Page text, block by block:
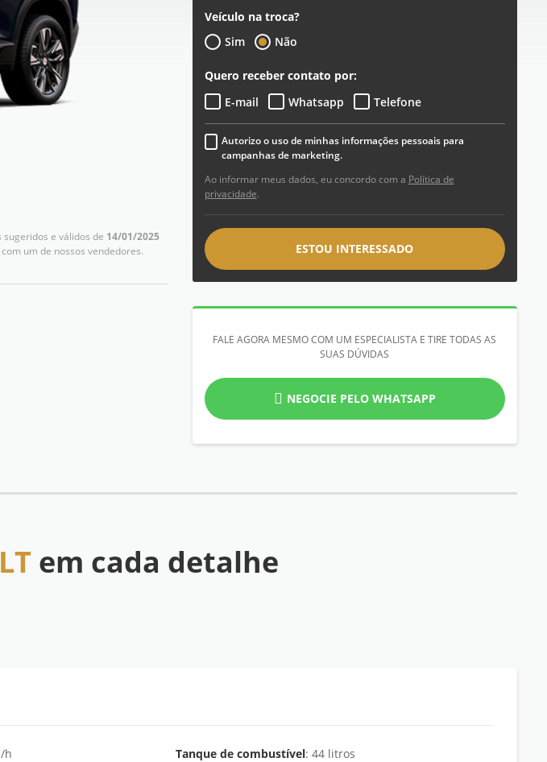
e válidos de 14/01/2025
um de nossos vendedores.
Veículo na troca?
Sim
Não
Quero receber contato por:
E-mail
Whatsapp Telefone
Autorizo o uso de minhas informações pessoais para
campanhas de marketing.
Ao informar meus dados, eu concordo com a Política de
privacidade.
ESTOU INTERESSADO
FALE AGORA MESMO COM UM ESPECIALISTA E TIRE TODAS AS
SUAS DÚVIDAS
NEGOCIE PELO WHATSAPP
em cada detalhe
h
Tanque de combustível : 44 litros